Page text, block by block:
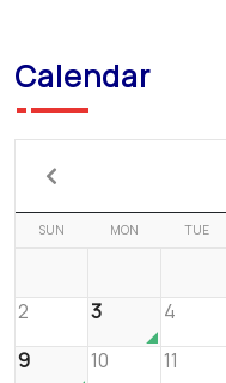
Calendar
SUN MON TUE
2
3 4
9
10 11